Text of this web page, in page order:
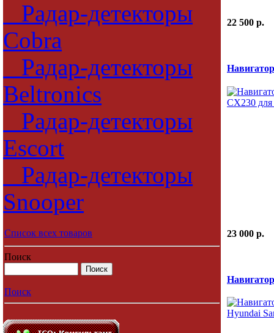
Радар-детекторы
Cobra
Радар-детекторы
Beltronics
Радар-детекторы
Escort
Радар-детекторы
Snooper
Список всех товаров
Поиск
Поиск
22 500 p.
23 000 p.